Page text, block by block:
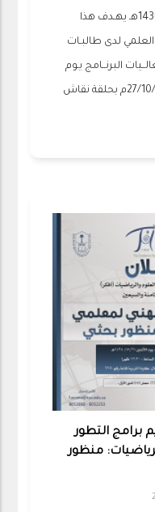
الفصل الأول لعام 1435هـ / 1436هـ يهـدف هذا
العلمي لدى طالبـات
البرنــامج يـوم
الأثنين 3/1/1436هـ الموافق 27/10/2014م بحلقة نقاش
برامج التطور
منظور